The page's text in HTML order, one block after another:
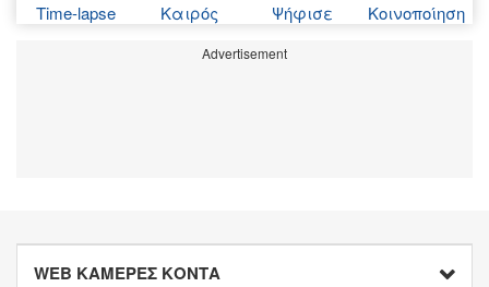
Time-lapse Καιρός Ψήφισε Κοινοποίηση
Advertisement
WEB ΚΑΜΕΡΕΣ ΚΟΝΤΑ